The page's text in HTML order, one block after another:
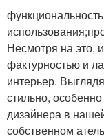
Несмотря на это,
фактурностью и
интерьер.
стильно,
дизайнера в
собственном